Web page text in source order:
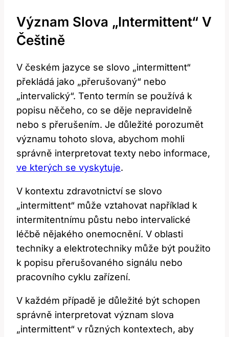
Význam Slova „Intermittent“ V
Češtině
V českém jazyce se slovo „intermittent“
překládá jako „přerušovaný“ nebo
„intervalický“. Tento termín se používá k
popisu něčeho, co se děje nepravidelně
nebo s přerušením. Je důležité porozumět
významu tohoto slova, abychom mohli
správně interpretovat texty nebo informace,
ve kterých se vyskytuje.
V kontextu zdravotnictví se slovo
„intermittent“ může vztahovat například k
intermitentnímu půstu nebo intervalické
léčbě nějakého onemocnění. V oblasti
techniky a elektrotechniky může být použito
k popisu přerušovaného signálu nebo
pracovního cyklu zařízení.
V každém případě je důležité být schopen
správně interpretovat význam slova
„intermittent“ v různých kontextech, aby